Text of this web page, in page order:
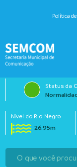
Política
Status da
Nível do Rio Negro
26.95m